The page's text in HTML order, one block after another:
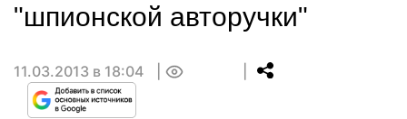
"шпионской авторучки"
11.03.2013 в 18:04